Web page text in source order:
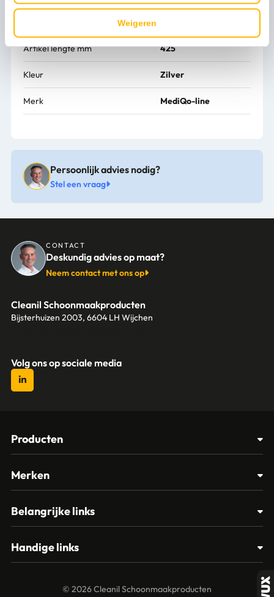
Weigeren
Artikel lengte mm 425
Kleur Zilver
Merk MediQo-line
Persoonlijk advies nodig?
Stel een vraag
CONTACT
Deskundig advies op maat?
Neem contact met ons op
Cleanil Schoonmaakproducten
Bijsterhuizen 2003, 6604 LH Wijchen
Volg ons op sociale media
Producten
Glasbewassing
Materialen
Papier – Dispensers - Toiletinrichting
Merken
Spectro
Vikan
Belangrijke links
Contact
Mijn account
Handige links
© 2026 Cleanil Schoonmaakproducten